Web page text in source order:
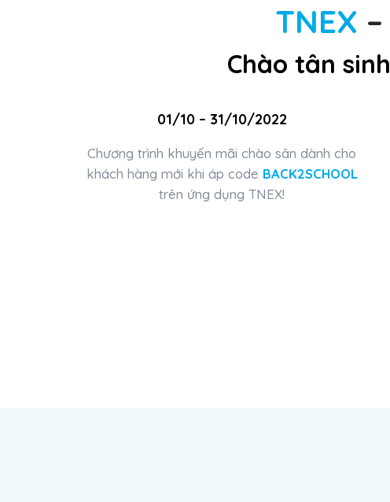
TNEX –
Chào tân
01/10 – 31/10/2022
Chương trình khuyến mãi chào sân dành cho
khách hàng mới khi áp code BACK2SCHOOL
trên ứng dụng TNEX!